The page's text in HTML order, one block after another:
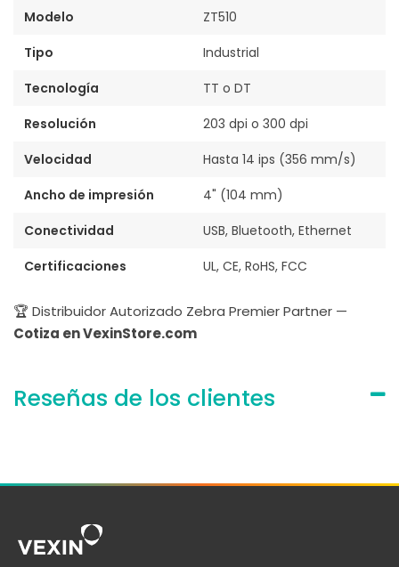
Modelo
ZT510
Tipo
Industrial
Tecnología
TT o DT
Resolución
203 dpi o 300 dpi
Velocidad
Hasta 14 ips (356 mm/s)
Ancho de impresión
4" (104 mm)
Conectividad
USB, Bluetooth, Ethernet
Certificaciones
UL, CE, RoHS, FCC
🏆 Distribuidor Autorizado Zebra Premier Partner —
Cotiza en VexinStore.com
Reseñas de los clientes